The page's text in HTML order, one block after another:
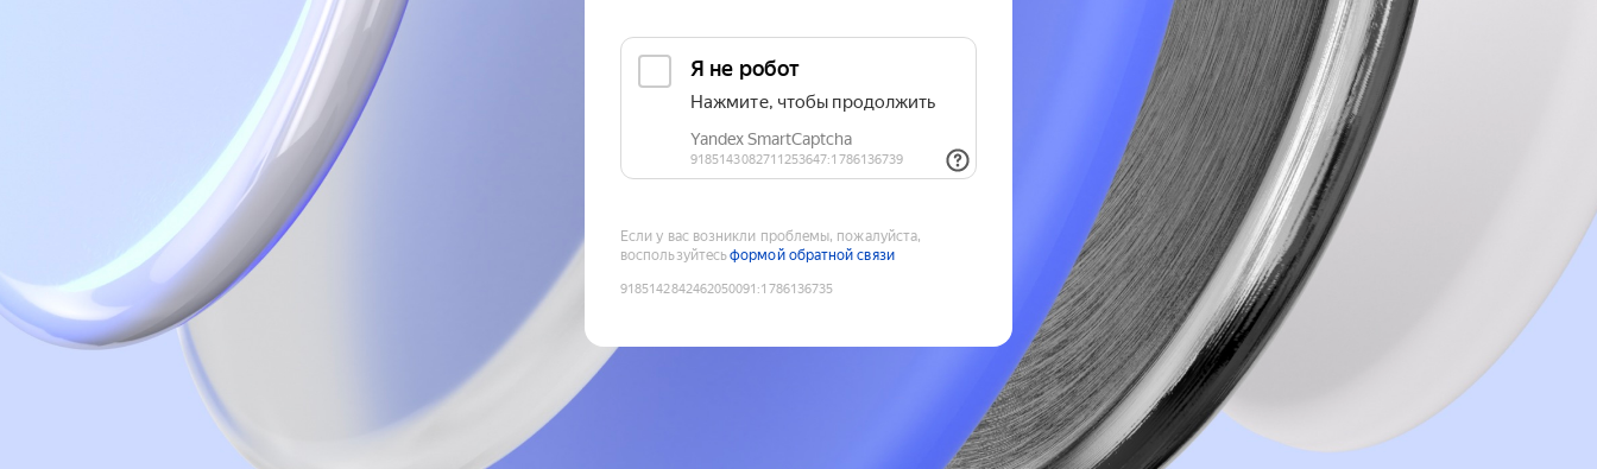
Если у вас возникли проблемы, пожалуйста,
воспользуйтесьформой обратной связи
9185142842462050091 :1786136735